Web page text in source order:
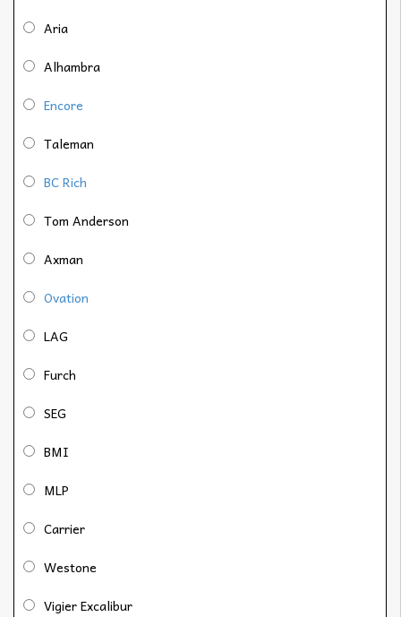
Aria
Alhambra
Encore
Taleman
BC Rich
Tom Anderson
Axman
Ovation
LAG
Furch
SEG
BMI
MLP
Carrier
Westone
Vigier Excalibur